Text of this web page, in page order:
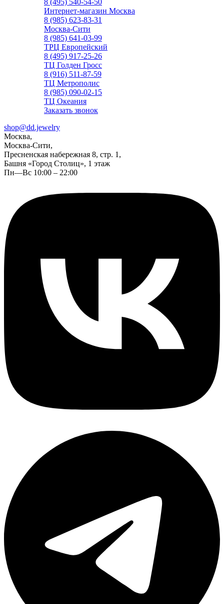
8 (495) 540-54-50
Интернет-магазин Москва
8 (985) 623-83-31
Москва-Сити
8 (985) 641-03-99
ТРЦ Европейский
8 (495) 917-25-26
ТЦ Голден Гросс
8 (916) 511-87-59
ТЦ Метрополис
8 (985) 090-02-15
ТЦ Океания
Заказать звонок
shop@dd.jewelry
Москва,
Москва-Сити,
Пресненская набережная 8, стр. 1,
Башня «Город Столиц», 1 этаж
Пн—Вс 10:00 – 22:00